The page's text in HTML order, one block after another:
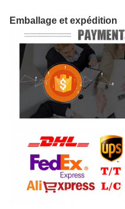
Emballage et expédition